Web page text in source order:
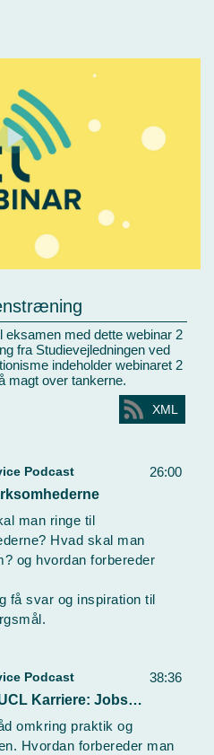
eksamen med dette webinar 2
fra Studievejledningen ved
indeholder webinaret 2
magt over tankerne.
XML
26:00
Podcast
man ringe til
Hvad skal man
og hvordan forbereder
få svar og inspiration til
38:36
Podcast
Podcast UCL Karriere: Jobsamtalen
omkring praktik og
Hvordan forbereder man